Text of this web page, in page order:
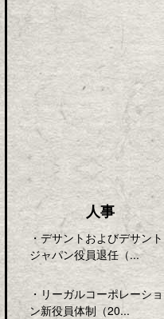
人事
・デサントおよびデサント
ジャパン役員退任（...
・ リーガルコーポレーショ
ン新役員体制（20...